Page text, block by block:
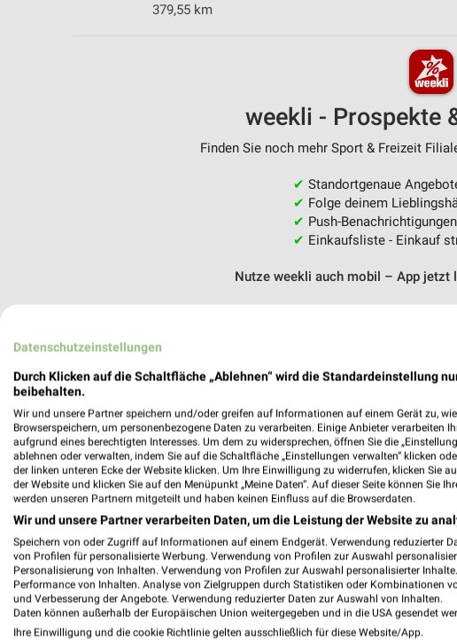
379,55 km
weekli - Prospekte
Finden Sie noch mehr Sport & Freizeit
✔ Standortgenaue
✔ Folge deinem
✔ Push-
✔ Einkaufsliste - Einkauf
Nutze weekli auch mobil – App jetzt
SportScheck Nürnberg
Ludwigsplatz 4-10
90403 Nürnberg
Datenschutzeinstellungen
Durch Klicken auf die Schaltfläche „Ablehnen“ wird die Standardeinstellung
beibehalten.
Wir und unsere Partner speichern und/oder greifen auf Informationen auf einem Gerät zu,
Browserspeichern, um personenbezogene Daten zu verarbeiten. Einige Anbieter verarbeiten
aufgrund eines berechtigten Interesses. Um dem zu widersprechen, öffnen Sie die
ablehnen oder verwalten, indem Sie auf die Schaltfläche „Einstellungen verwalten“ klicken
der linken unteren Ecke der Website klicken. Um Ihre Einwilligung zu widerrufen, klicken Sie
der Website und klicken Sie auf den Menüpunkt „Meine Daten“. Auf dieser Seite können Sie
werden unseren Partnern mitgeteilt und haben keinen Einfluss auf die Browserdaten.
Wir und unsere Partner verarbeiten Daten, um die Leistung der Website zu
Speichern von oder Zugriff auf Informationen auf einem Endgerät. Verwendung reduzierter
von Profilen für personalisierte Werbung. Verwendung von Profilen zur Auswahl
Personalisierung von Inhalten. Verwendung von Profilen zur Auswahl personalisierter
Performance von Inhalten. Analyse von Zielgruppen durch Statistiken oder Kombinationen
und Verbesserung der Angebote. Verwendung reduzierter Daten zur Auswahl von Inhalten.
Daten können außerhalb der Europäischen Union weitergegeben und in die USA gesendet
Ihre Einwilligung und die cookie Richtlinie gelten ausschließlich für diese Website/App.